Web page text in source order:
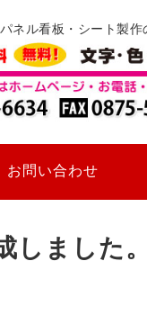
ネル看板・シート製作
お問い合わせ
しました。